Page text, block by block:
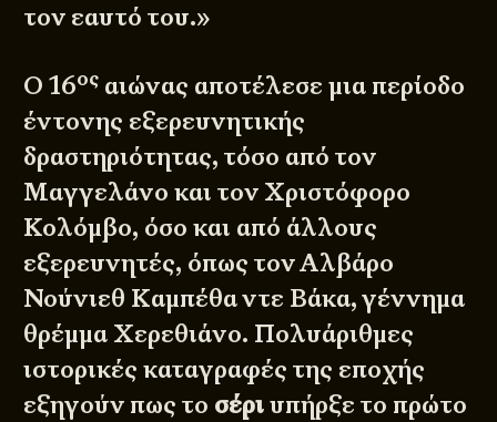
τον εαυτό του.»
Ο 16ος αιώνας αποτέλεσε μια περίοδο
έντονης εξερευνητικής
δραστηριότητας, τόσο από τον
Μαγγελάνο και τον Χριστόφορο
Κολόμβο, όσο και από άλλους
εξερευνητές, όπως τονΑλβάρο
Νούνιεθ Καμπέθα ντε Βάκα, γέννημα
θρέμμα Χερεθιάνο. Πολυάριθμες
ιστορικές καταγραφές της εποχής
εξηγούν πως το σέριυπήρξε το πρώτο